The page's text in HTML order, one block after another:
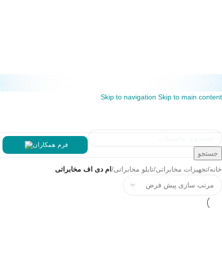
Skip to navigation Skip to main content
جستجو
فرم همکاران
خانه/تجهیزات مخابراتی/تابلو مخابراتی/ ام دی اف مخابراتی